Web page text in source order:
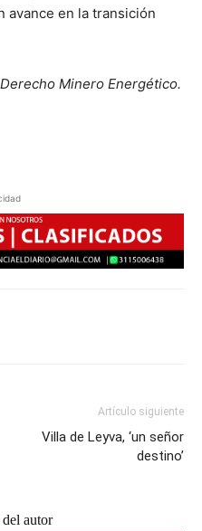
avance en la transición
Minero Energético.
Artículo siguiente
Villa de Leyva, ‘un señor
destino’
autor